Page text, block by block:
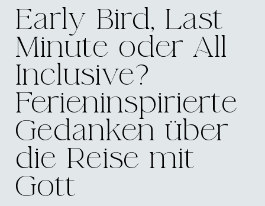
Early Bird, Last
Minute oder All
Inclusive?
Ferieninspirierte
Gedanken über
die Reise mit
Gott